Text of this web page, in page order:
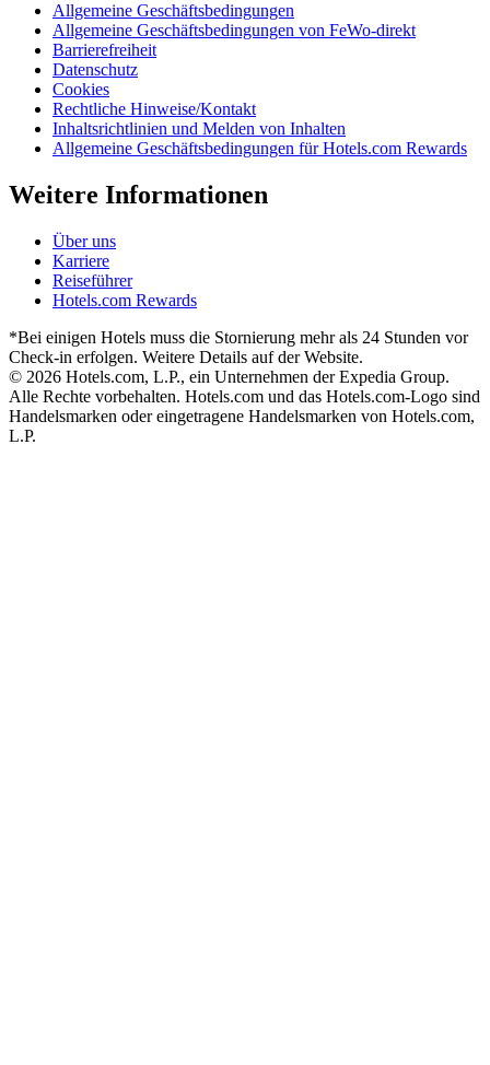
Allgemeine Geschäftsbedingungen
Allgemeine Geschäftsbedingungen von FeWo-direkt
Barrierefreiheit
Datenschutz
Cookies
Rechtliche Hinweise/Kontakt
Inhaltsrichtlinien und Melden von Inhalten
Allgemeine Geschäftsbedingungen für Hotels.com Rewards
Weitere Informationen
Über uns
Karriere
Reiseführer
Hotels.com Rewards
*Bei einigen Hotels muss die Stornierung mehr als 24 Stunden vor
Check-in erfolgen. Weitere Details auf der Website.
© 2026 Hotels.com, L.P., ein Unternehmen der Expedia Group.
Alle Rechte vorbehalten. Hotels.com und das Hotels.com-Logo sind
Handelsmarken oder eingetragene Handelsmarken von Hotels.com,
L.P.